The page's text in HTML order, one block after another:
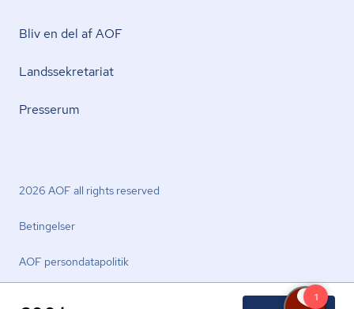
Bliv en del af AOF
Lands­se­kre­ta­ri­at
Presserum
2026 AOF all rights reserved
Betingelser
AOF per­son­da­ta­po­li­tik